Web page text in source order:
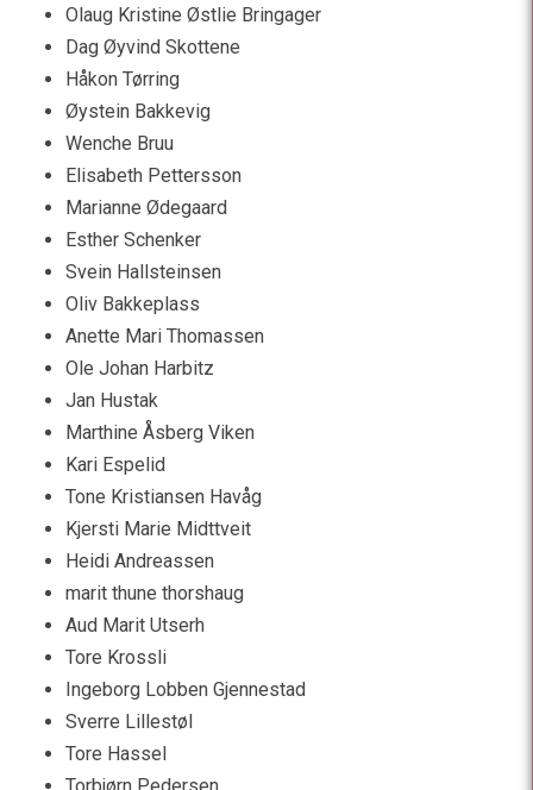
Olaug Kristine Østlie Bringager
Dag Øyvind Skottene
Håkon Tørring
Øystein Bakkevig
Wenche Bruu
Elisabeth Pettersson
Marianne Ødegaard
Esther Schenker
Svein Hallsteinsen
Oliv Bakkeplass
Anette Mari Thomassen
Ole Johan Harbitz
Jan Hustak
Marthine Åsberg Viken
Kari Espelid
Tone Kristiansen Havåg
Kjersti Marie Midttveit
Heidi Andreassen
marit thune thorshaug
Aud Marit Utserh
Tore Krossli
Ingeborg Lobben Gjennestad
Sverre Lillestøl
Tore Hassel